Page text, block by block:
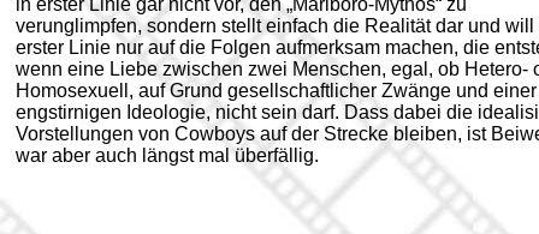
in erster Linie gar nicht vor, den „Marlboro-Mythos“ zu
verunglimpfen, sondern stellt einfach die Realität dar und will
erster Linie nur auf die Folgen aufmerksam machen, die
wenn eine Liebe zwischen zwei Menschen, egal, ob Hetero-
Homosexuell, auf Grund gesellschaftlicher Zwänge und einer
engstirnigen Ideologie, nicht sein darf. Dass dabei die
Vorstellungen von Cowboys auf der Strecke bleiben, ist
war aber auch längst mal überfällig.